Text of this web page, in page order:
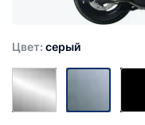
Цвет: серый